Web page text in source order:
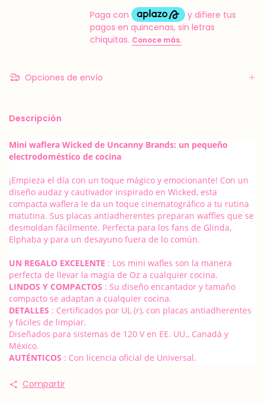
Opciones de envío
Descripción
Mini waflera Wicked de Uncanny Brands: un pequeño
electrodoméstico de cocina
¡Empieza el día con un toque mágico y emocionante! Con un
diseño audaz y cautivador inspirado en Wicked, esta
compacta waflera le da un toque cinematográfico a tu rutina
matutina. Sus placas antiadherentes preparan waffles que se
desmoldan fácilmente. Perfecta para los fans de Glinda,
Elphaba y para un desayuno fuera de lo común.
UN REGALO EXCELENTE : Los mini wafles son la manera
perfecta de llevar la magia de Oz a cualquier cocina.
LINDOS Y COMPACTOS : Su diseño encantador y tamaño
compacto se adaptan a cualquier cocina.
DETALLES : Certificados por UL (r), con placas antiadherentes
y fáciles de limpiar.
Diseñados para sistemas de 120 V en EE. UU., Canadá y
México.
AUTÉNTICOS : Con licencia oficial de Universal.
Compartir